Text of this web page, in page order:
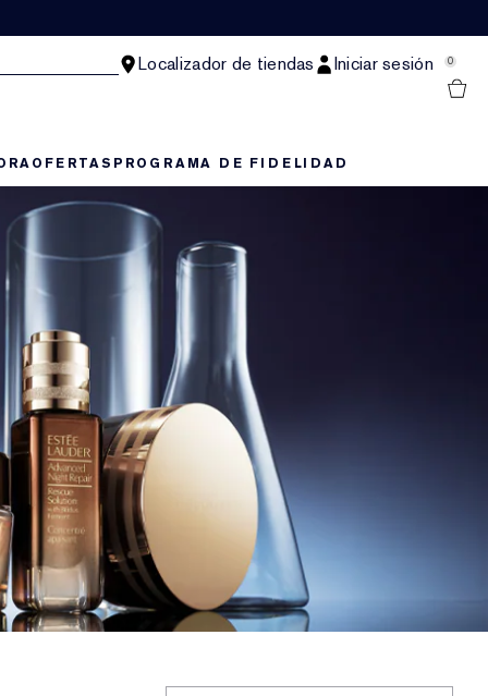
Localizador de tiendas Iniciar sesión 0
OFERTAS PROGRAMA DE FIDELIDAD